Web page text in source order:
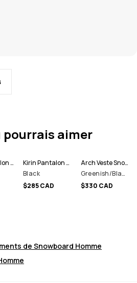
aimer
Fawk Pantalon de Snowboard Homme
Kirin Pantalon de Ski Homme
Black
$285 CAD
Arch Veste Snowboard Homme
Greenish/Black
$330 CAD
de Snowboard Homme